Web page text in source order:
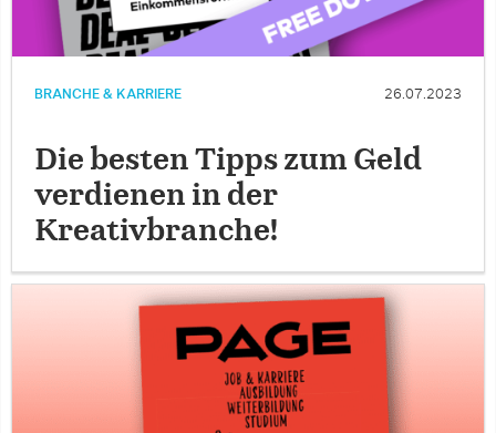
BRANCHE & KARRIERE 26.07.2023
Die besten Tipps zum Geld
verdienen in der
Kreativbranche!